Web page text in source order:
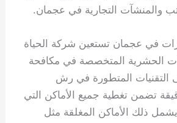
والمنشآت التجارية في عجمان.
في عجمان تستعين شركة الحياة
الحشرية المتخصصة في مكافحة
التقنيات المتطورة في رش
تضمن تغطية جميع الأماكن التي
يشمل ذلك الأماكن المغلقة مثل